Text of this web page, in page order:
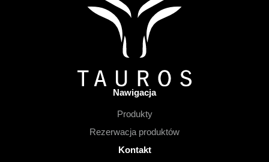
Nawigacja
Produkty
Rezerwacja produktów
Kontakt